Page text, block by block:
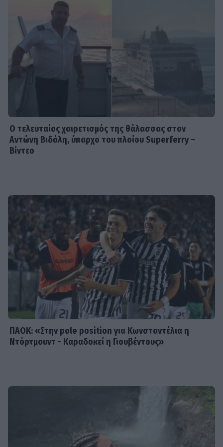
Γιώργος Λιάγκας - «Ο Τζορτζ Κλούνεϊ
της Ελλάδας…»: Χαμός στα σχόλια με
την ΑΙ φωτό που πόσταρε
δραματικής σειράς του MEGA
μοίρασε τον Ιούλιο
SHOWBIZ
Χρηστίδου: Με το απόλυτο little
black dress και πάει το summer
elegance σε άλλο επίπεδο
Ο τελευταίος χαιρετισμός της θάλασσας στον
Αντώνη Βιδάλη, ύπαρχο του πλοίου Superferry –
Βίντεο
ΠΑΟΚ: «Στην pole position για Κωνσταντέλια η
Ντόρτμουντ - Καραδοκεί η Γιουβέντους»